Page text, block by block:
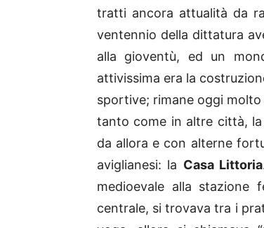
tratti ancora attualità da
ventennio della dittatura
alla gioventù, ed un
attivissima era la
sportive; rimane oggi
tanto come in altre città, la
da allora e con alterne
aviglianesi: la Casa Littoria
medioevale alla stazione
centrale, si trovava tra i